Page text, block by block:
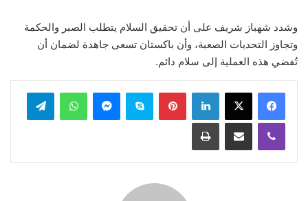
وشدد شهباز شريف على أن تحقيق السلام يتطلب الصبر والحكمة
وتجاوز التحديات الصعبة، وأن باكستان تسعى جاهدة لضمان أن
تُفضي هذه العملية إلى سلام دائم.
لينكدإن بينتيريستسكايب ماسنجر واتساب تيلقرام
ڤايبر مشاركة عبر البريد طباعة